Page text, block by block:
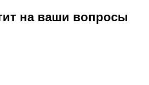
на ваши вопросы